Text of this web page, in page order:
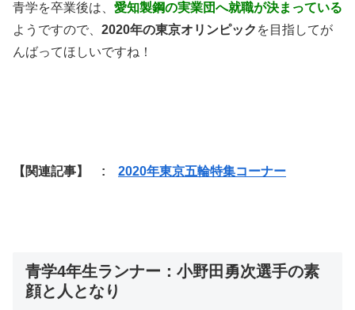
青学を卒業後は、 愛知製鋼の実業団へ就職が決まっている
ようですので、 2020年の東京オリンピック を目指してが
んばってほしいですね！
【関連記事】 : 2020年東京五輪特集コーナー
青学4年生ランナー：小野田勇次選手の素
顔と人となり